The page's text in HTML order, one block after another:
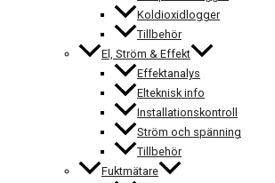
Koldioxidlogger
Tillbehör
El, Ström & Effekt
Effektanalys
Elteknisk info
Installationskontroll
Ström och spänning
Tillbehör
Fuktmätare